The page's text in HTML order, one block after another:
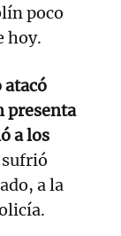
poco
hoy.
atacó
presenta
a los
a la